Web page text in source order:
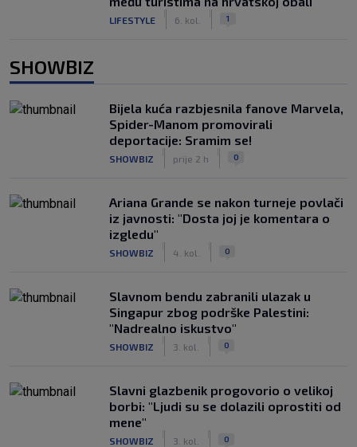
LIFESTYLE 6. kol. 1
SHOWBIZ
Bijela kuća razbjesnila fanove Marvela,
Spider-Manom promovirali
deportacije: Sramim se!
SHOWBIZ prije 2 h 0
Ariana Grande se nakon turneje povlači
iz javnosti: "Dosta joj je komentara o
izgledu"
SHOWBIZ 4. kol. 0
Slavnom bendu zabranili ulazak u
Singapur zbog podrške Palestini:
"Nadrealno iskustvo"
SHOWBIZ 3. kol. 0
Slavni glazbenik progovorio o velikoj
borbi: "Ljudi su se dolazili oprostiti od
mene"
SHOWBIZ 3. kol. 0